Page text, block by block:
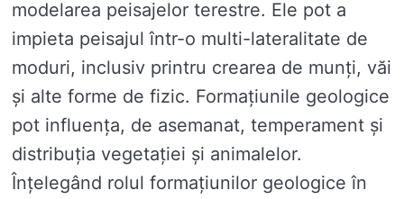
modelarea peisajelor terestre. Ele pot a
impieta peisajul într-o multi-lateralitate de
moduri, inclusiv printru crearea de munți, văi
și alte forme de fizic. Formațiunile geologice
pot influența, de asemanat, temperament și
distribuția vegetației și animalelor.
Înțelegând rolul formațiunilor geologice în